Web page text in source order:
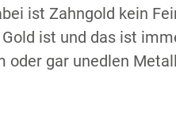
ist Zahngold kein
ist und das ist
gar unedlen